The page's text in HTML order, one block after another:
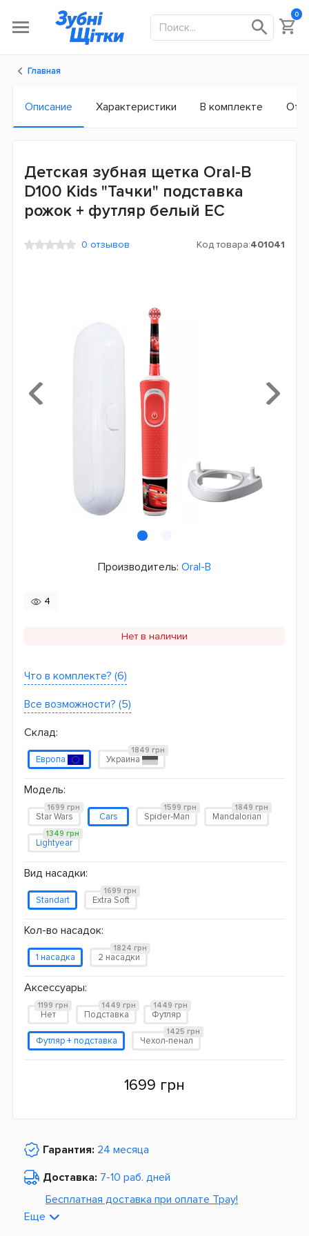
0
Главная
Описание Характеристики В комплекте
Детская зубная щетка Oral-B
D100 Kids "Тачки" подставка
рожок + футляр белый ЕС
0 отзывов Код товара:401041
Производитель: Oral-B
4
Нет в наличии
Что в комплекте? (6)
Все возможности? (5)
Склад:
Европа Украина
1849 грн
Модель:
Star Wars
1699 грн
Cars Spider-Man
1599 грн
Mandalorian
1849 грн
Lightyear
1349 грн
Вид насадки:
Standart Extra Soft
1699 грн
Кол-во насадок:
1 насадка 2 насадки
1824 грн
Аксессуары:
Нет
1199 грн
Подставка
1449 грн
Футляр
1449 грн
Футляр + подставка Чехол-пенал
1425 грн
1699 грн
Гарантия: 24 месяца
Доставка: 7-10 раб. дней
Бесплатная доставка при оплате Tpay!
Еще